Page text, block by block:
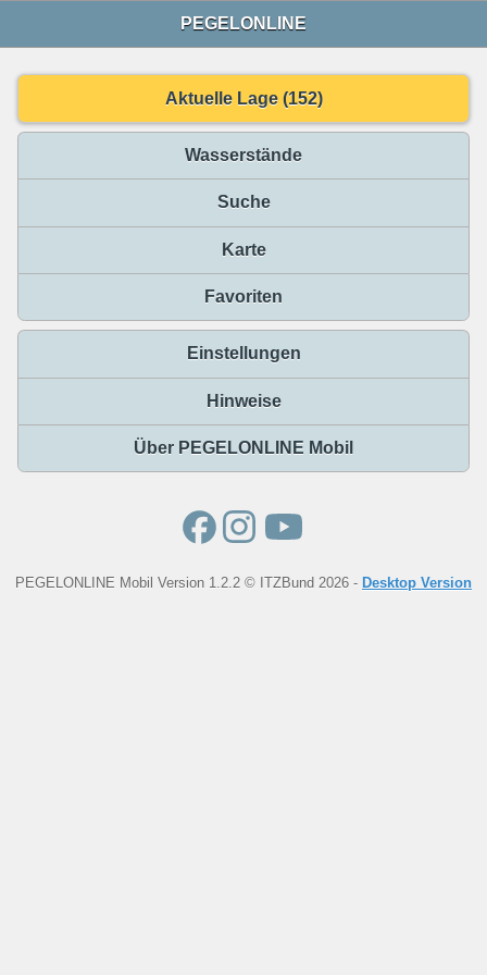
PEGELONLINE
Aktuelle Lage (152)
Wasserstände
Suche
Karte
Favoriten
Einstellungen
Hinweise
Über PEGELONLINE Mobil
PEGELONLINE Mobil Version 1.2.2 © ITZBund 2026 - Desktop Version